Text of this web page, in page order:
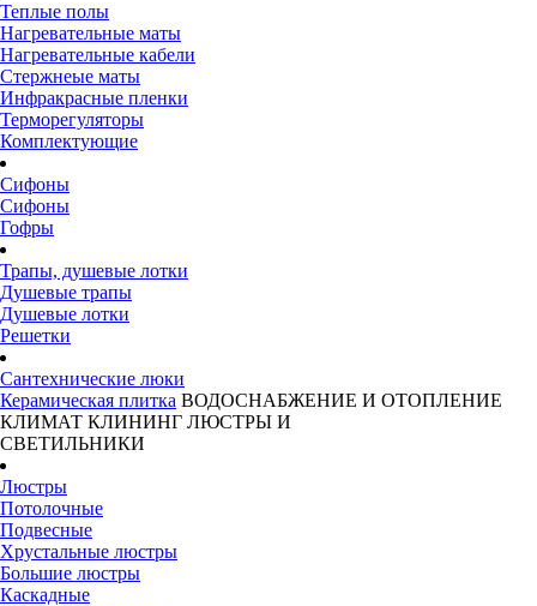
Теплые полы
Нагревательные маты
Нагревательные кабели
Стержнеые маты
Инфракрасные пленки
Терморегуляторы
Комплектующие
Сифоны
Сифоны
Гофры
Трапы, душевые лотки
Душевые трапы
Душевые лотки
Решетки
Сантехнические люки
Керамическая плитка ВОДОСНАБЖЕНИЕ И ОТОПЛЕНИЕ
КЛИМАТ КЛИНИНГ ЛЮСТРЫ И
СВЕТИЛЬНИКИ
Люстры
Потолочные
Подвесные
Хрустальные люстры
Большие люстры
Каскадные